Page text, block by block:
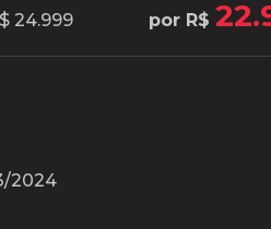
24.999 por R$
2024